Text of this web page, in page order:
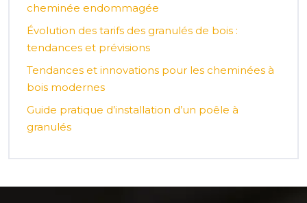
cheminée endommagée
Évolution des tarifs des granulés de bois :
tendances et prévisions
Tendances et innovations pour les cheminées à
bois modernes
Guide pratique d’installation d’un poêle à
granulés